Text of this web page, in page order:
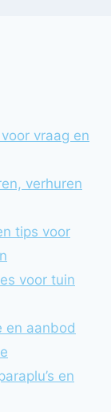
vraag en
verhuren
tips voor
voor tuin
en aanbod
en